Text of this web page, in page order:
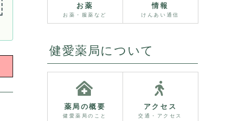
お薬
お薬・服薬など
情報
けんあい通信
健愛薬局について
薬局の概要
健愛薬局のこと
アクセス
交通・アクセス